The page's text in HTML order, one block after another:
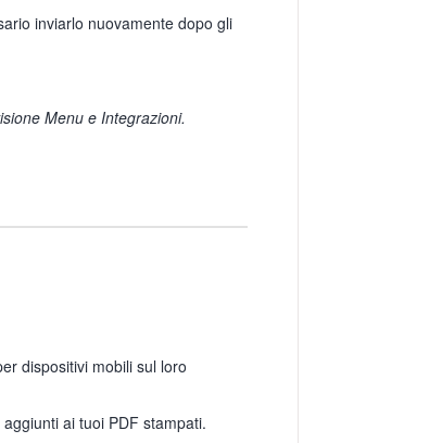
inviarlo nuovamente dopo gli
Menu e Integrazioni.
dispositivi mobili sul loro
ai tuoi PDF stampati.